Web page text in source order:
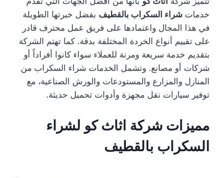
خدماتشراء السكراب بالقطيف بفضل خبرتها الطويلة
في هذا المجال واعتمادها على فريق عمل محترف قادر
على تقييم أنواع الخردة المختلفة بدقة. كما تهتم الشركة
بتقديم خدمة سريعة ومرنة للعملاء سواء كانوا أفراداً أو
شركات أو مصانع. وتشمل الخدمات شراء السكراب من
المنازل والمزارع والمستودعات والورش الصناعية، مع
توفير سيارات نقل مجهزة وأدوات تحميل حديثة.
مميزات شركة اثاث كو لشراء
السكراب بالقطيف